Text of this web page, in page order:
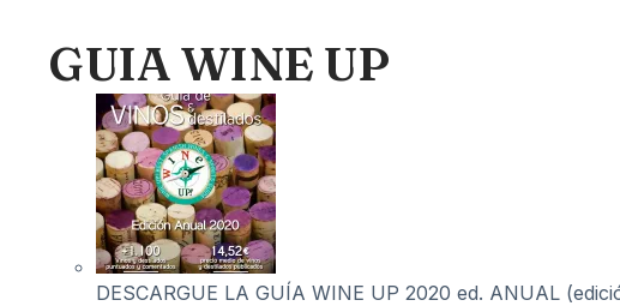
GUIA WINE UP
DESCARGUE LA GUÍA WINE UP 2020 ed. ANUAL